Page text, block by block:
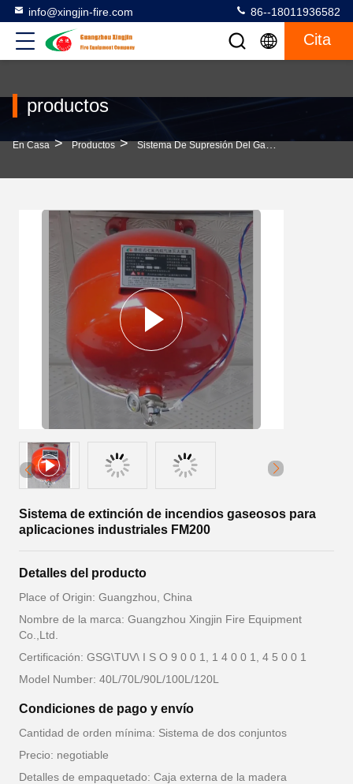
info@xingjin-fire.com 86--18011936582
Cita
productos
En Casa > Productos > Sistema De Supresión Del Gas FM200 >
Sistema de extinción de incendios gaseosos para
aplicaciones industriales FM200
Detalles del producto
Place of Origin: Guangzhou, China
Nombre de la marca: Guangzhou Xingjin Fire Equipment
Co.,Ltd.
Certificación: GSG\TUV\ I S O 9 0 0 1, 1 4 0 0 1, 4 5 0 0 1
Model Number: 40L/70L/90L/100L/120L
Condiciones de pago y envío
Cantidad de orden mínima: Sistema de dos conjuntos
Precio: negotiable
Detalles de empaquetado: Caja externa de la madera